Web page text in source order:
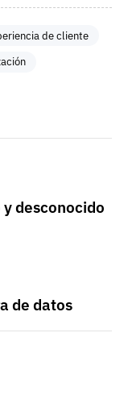
de cliente
desconocido
de datos